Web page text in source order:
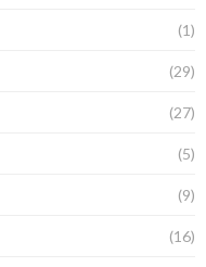
(1)
(29)
(27)
(5)
(9)
(16)